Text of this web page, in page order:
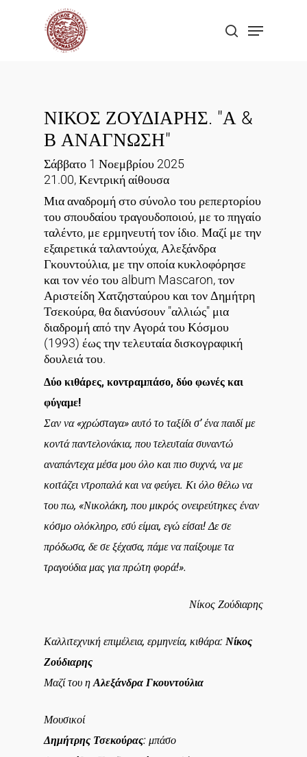
search
Menu
ΝΙΚΟΣ ΖΟΥΔΙΑΡΗΣ. "Α &
Β ΑΝΑΓΝΩΣΗ"
Σάββατο 1 Νοεμβρίου 2025
21.00, Κεντρική αίθουσα
Μια αναδρομή στο σύνολο του ρεπερτορίου
του σπουδαίου τραγουδοποιού, με το πηγαίο
ταλέντο, με ερμηνευτή τον ίδιο. Μαζί με την
εξαιρετικά ταλαντούχα, Αλεξάνδρα
Γκουντούλια, με την οποία κυκλοφόρησε
και τον νέο του album Mascaron, τον
Αριστείδη Χατζησταύρου και τον Δημήτρη
Τσεκούρα, θα διανύσουν "αλλιώς" μια
διαδρομή από την Αγορά του Κόσμου
(1993) έως την τελευταία δισκογραφική
δουλειά του.
Δύο κιθάρες, κοντραμπάσο, δύο φωνές και
φύγαμε!
Σαν να «χρώσταγα» αυτό το ταξίδι σ’ ένα παιδί με
κοντά παντελονάκια, που τελευταία συναντώ
αναπάντεχα μέσα μου όλο και πιο συχνά, να με
κοιτάζει ντροπαλά και να φεύγει. Κι όλο θέλω να
του πω, «Νικολάκη, που μικρός ονειρεύτηκες έναν
κόσμο ολόκληρο, εσύ είμαι, εγώ είσαι! Δε σε
πρόδωσα, δε σε ξέχασα, πάμε να παίξουμε τα
τραγούδια μας για πρώτη φορά!».
Νίκος Ζούδιαρης
Καλλιτεχνική επιμέλεια, ερμηνεία, κιθάρα: Νίκος
Ζούδιαρης
Μαζί του η Αλεξάνδρα Γκουντούλια
Μουσικοί
Δημήτρης Τσεκούρας: μπάσο